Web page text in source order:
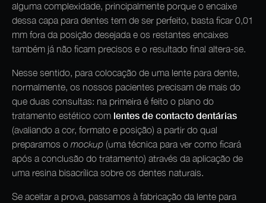
alguma complexidade, principalmente porque o encaixe
dessa capa para dentes tem de ser perfeito, basta ficar 0,01
mm fora da posição desejada e os restantes encaixes
também já não ficam precisos e o resultado final altera-se.
Nesse sentido, para colocação de uma lente para dente,
normalmente, os nossos pacientes precisam de mais do
que duas consultas: na primeira é feito o plano do
tratamento estético com lentes de contacto dentárias
(avaliando a cor, formato e posição) a partir do qual
preparamos o mockup (uma técnica para ver como ficará
após a conclusão do tratamento) através da aplicação de
uma resina bisacrílica sobre os dentes naturais.
Se aceitar a prova, passamos à fabricação da lente para